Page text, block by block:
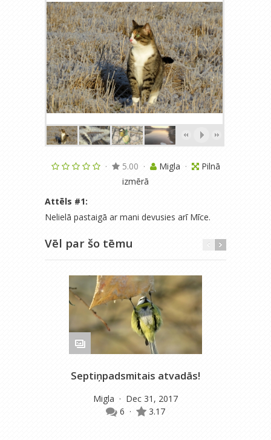
· 5.00 · Migla ·
Pilnā
izmērā
Attēls #1:
Nelielā pastaigā ar mani devusies arī Mīce.
Vēl par šo tēmu
Septiņpadsmitais atvadās!
Migla · Dec 31, 2017
6 · 3.17